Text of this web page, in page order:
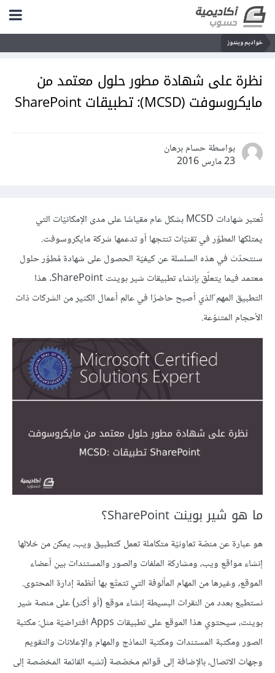
خواديم ويندوز
نظرة على شهادة مطور حلول معتمد من
مايكروسوفت (MCSD): تطبيقات SharePoint
بواسطة حسام برهان
23 مارس 2016
تُعتبر شهادات MCSD بشكل عام مقياسًا على مدى الإمكانيّات التي
يمتلكها المطوّر في تقنيّات تنتجها أو تدعمها شركة مايكروسوفت.
سنتحدّث في هذه السلسلة عن كيفيّة الحصول على شهادة مُطوّر حلول
معتمد فيما يتعلّق بإنشاء تطبيقات شير بوينت SharePoint. هذا
التطبيق المهم ّالذي أصبح حاضرًا في عالم أعمال الكثير من الشركات ذات
الأحجام المتنوّعة.
ما هو شير بوينت SharePoint؟
هو عبارة عن منصّة تعاونيّة متكاملة تعمل كتطبيق ويب، يمكن من خلالها
إنشاء مواقع ويب، ومشاركة الملفات والصور والمستندات بين أعضاء
الموقع، وغيرها من المهام المألوفة التي تتمتّع بها أنظمة إدارة المحتوى.
نستطيع بعدد من النقرات البسيطة إنشاء موقع (أو أكثر) على منصة شير
بوينت، سيحتوي هذا الموقع على تطبيقات Apps افتراضيّة مثل: مكتبة
الصور ومكتبة المستندات ومكتبة النماذج والمهام والإعلانات والتقويم
وجهات الاتصال، بالإضافة إلى قوائم مخصّصة (تشبه القائمة المخصّصة إلى